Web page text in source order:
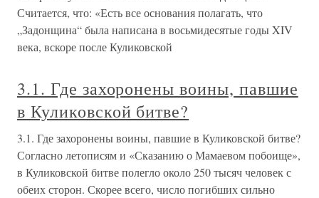
Считается, что: «Есть все основания полагать, что
„Задонщина“ была написана в восьмидесятые годы XIV
века, вскоре после Куликовской
3.1. Где захоронены воины, павшие
в Куликовской битве?
3.1. Где захоронены воины, павшие в Куликовской битве?
Согласно летописям и «Сказанию о Мамаевом побоище»,
в Куликовской битве полегло около 250 тысяч человек с
обеих сторон. Скорее всего, число погибших сильно